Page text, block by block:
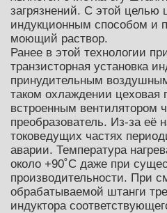
загрязнений. С этой целью
индукционным способом и
моющий раствор.
Ранее в этой технологии
транзисторная установка
принудительным
таком охлаждении цеховая
встроенным вентилятором
преобразователь. Из-за её
токоведущих частях
аварии. Температура
около +90˚С даже при
производительности. При
обрабатываемой штанги
индуктора